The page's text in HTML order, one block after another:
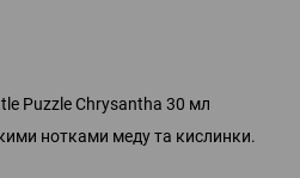
Puzzle Chrysantha 30 мл
нотками меду та кислинки.